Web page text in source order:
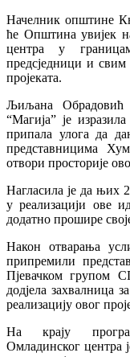
Начелник општине
ће Општина увијек
центра у
предсједници и
пројеката.
Љиљана Обрадовић
“Магија” је
припала улога да
представницима
отвори просторије
Нагласила је да њих
у реализацији ове
додатно прошире
Након отварања
припремили
Пјевачком групом
додјела захвалница
реализацију овог
На крају
Омладинског центра